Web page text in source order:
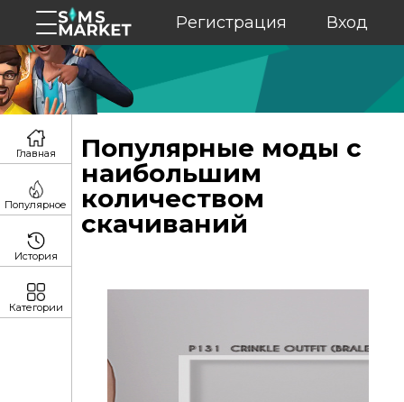
Регистрация Вход
Популярные моды с
наибольшим
количеством
скачиваний
Главная
Популярное
История
Категории